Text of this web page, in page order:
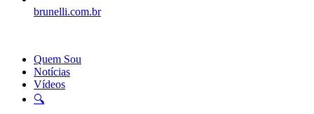
brunelli.com.br
Quem Sou
Notícias
Vídeos
🔍